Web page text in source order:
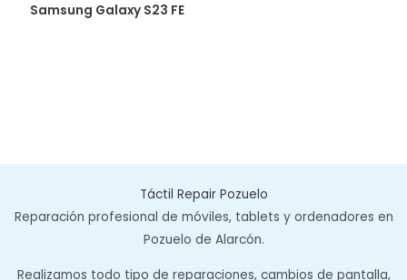
Samsung Galaxy S23 FE
Táctil Repair Pozuelo
Reparación profesional de móviles, tablets y ordenadores en
Pozuelo de Alarcón.
Realizamos todo tipo de reparaciones, cambios de pantalla,